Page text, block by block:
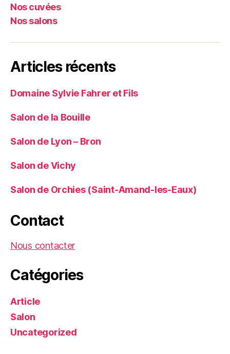
Nos cuvées
Nos salons
Articles récents
Domaine Sylvie Fahrer et Fils
Salon de la Bouille
Salon de Lyon – Bron
Salon de Vichy
Salon de Orchies (Saint-Amand-les-Eaux)
Contact
Nous contacter
Catégories
Article
Salon
Uncategorized